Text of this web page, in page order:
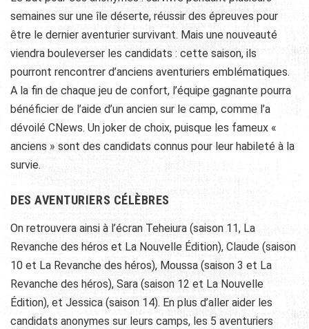
semaines sur une île déserte, réussir des épreuves pour
être le dernier aventurier survivant. Mais une nouveauté
viendra bouleverser les candidats : cette saison, ils
pourront rencontrer d’anciens aventuriers emblématiques.
A la fin de chaque jeu de confort, l’équipe gagnante pourra
bénéficier de l’aide d’un ancien sur le camp, comme l’a
dévoilé CNews. Un joker de choix, puisque les fameux «
anciens » sont des candidats connus pour leur habileté à la
survie.
DES AVENTURIERS CÉLÈBRES
On retrouvera ainsi à l’écran Teheiura (saison 11, La
Revanche des héros et La Nouvelle Édition), Claude (saison
10 et La Revanche des héros), Moussa (saison 3 et La
Revanche des héros), Sara (saison 12 et La Nouvelle
Édition), et Jessica (saison 14). En plus d’aller aider les
candidats anonymes sur leurs camps, les 5 aventuriers